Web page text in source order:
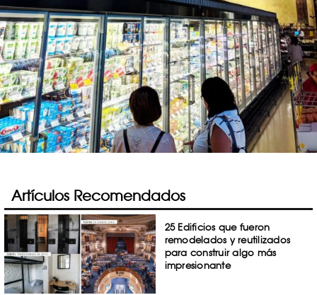
Artículos Recomendados
25 Edificios que fueron
remodelados y reutilizados
para construir algo más
impresionante